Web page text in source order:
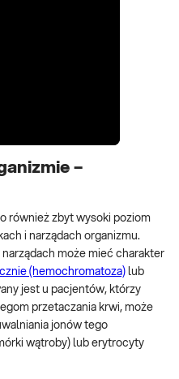
–
również zbyt wysoki poziom
i narządach organizmu.
może mieć charakter
(hemochromatoza) lub
jest u pacjentów, którzy
przetaczania krwi, może
jonów tego
wątroby) lub erytrocyty